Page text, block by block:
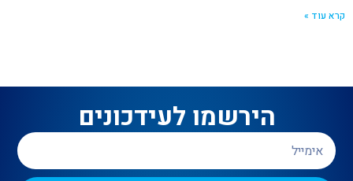
קרא עוד »
הירשמו לעידכונים